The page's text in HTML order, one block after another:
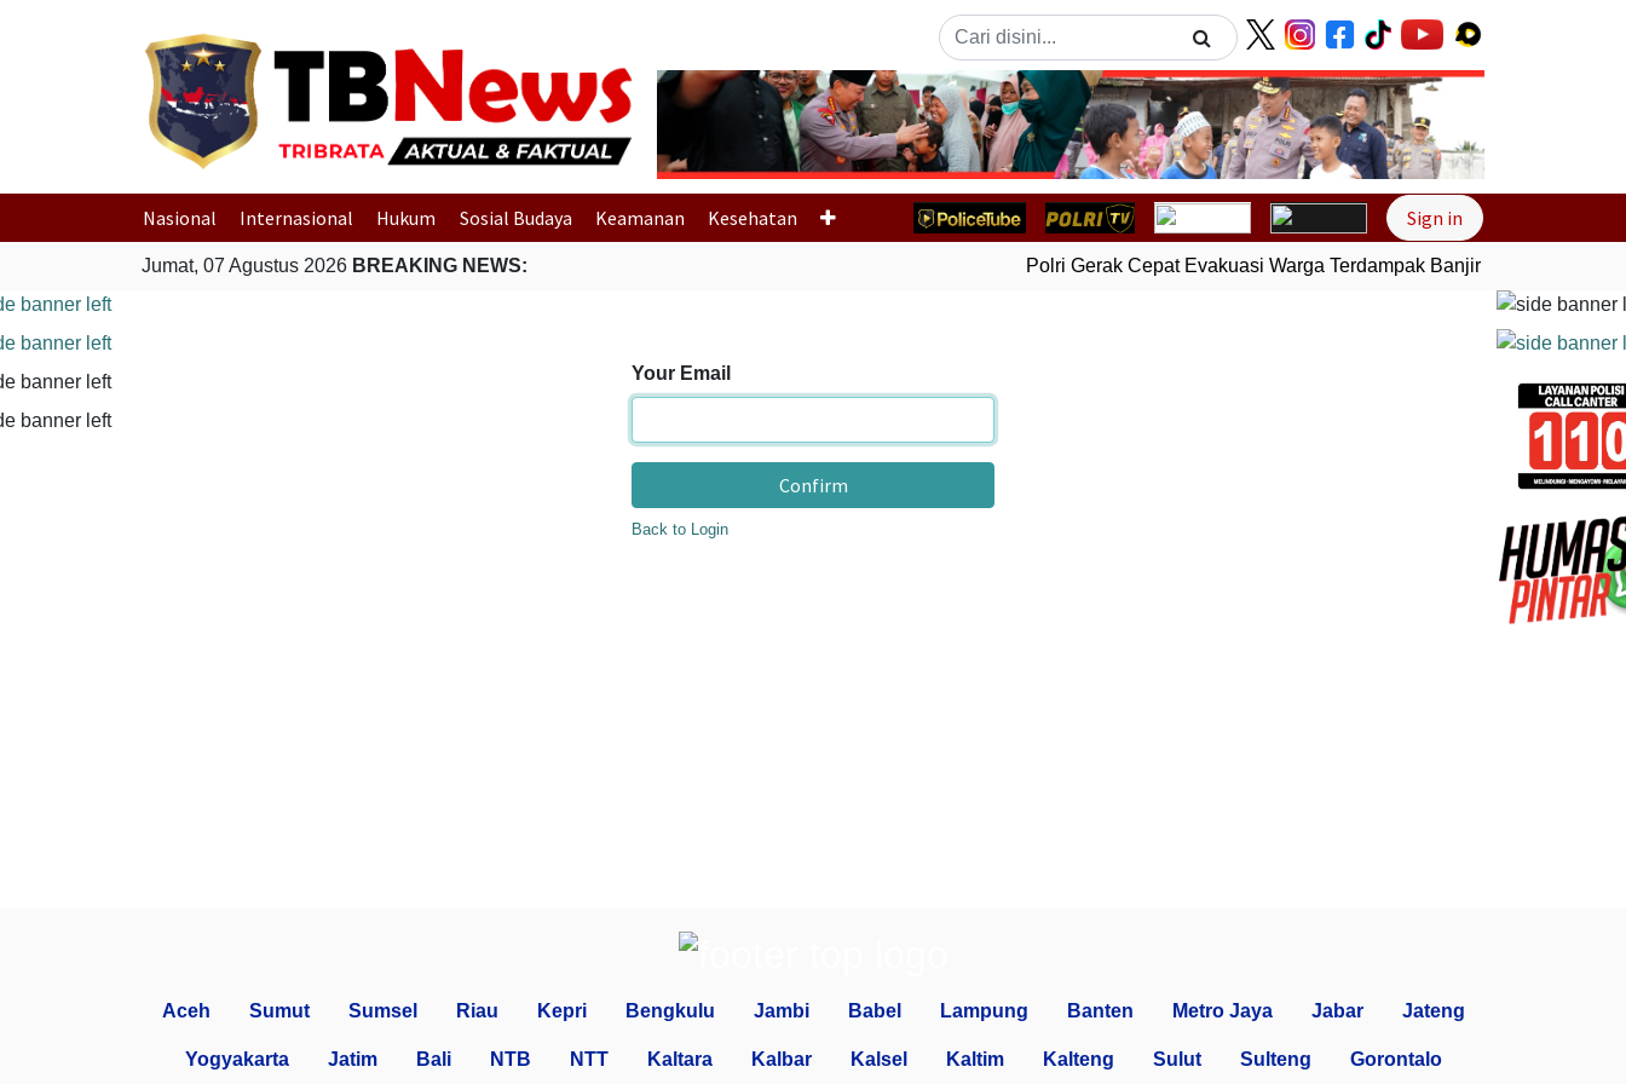
Previous Next
Nasional Internasional Hukum Sosial Budaya Keamanan Kesehatan Sign in
Jumat, 07 Agustus 2026 BREAKING NEWS: Polri Gerak Cepat Evakuasi Warga Terdampak Banjir di Padang
Your Email
Confirm
Back to Login
Aceh Sumut Sumsel Riau Kepri Bengkulu Jambi Babel Lampung Banten Metro Jaya Jabar Jateng
Yogyakarta Jatim Bali NTB NTT Kaltara Kalbar Kalsel Kaltim Kalteng Sulut Sulteng Gorontalo